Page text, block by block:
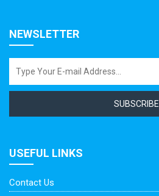
NEWSLETTER
SUBSCRIBE
USEFUL LINKS
Contact Us